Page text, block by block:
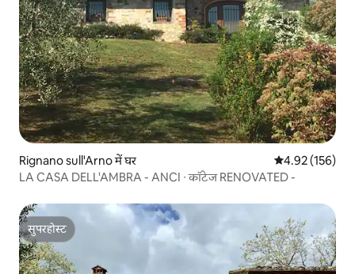
Rignano sull'Arno में घर औसत रेटिंग 5 में से
4.92 (156)
LA CASA DELL'AMBRA - ANCI ∙ कॉटेज RENOVATED -
सुपरहोस्ट
सुपरहोस्ट